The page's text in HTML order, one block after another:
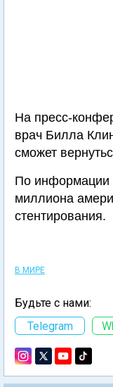
На пресс-
врач Билла
сможет
По информации
миллиона
стентирования.
В МИРЕ
Будьте с нами:
Telegram